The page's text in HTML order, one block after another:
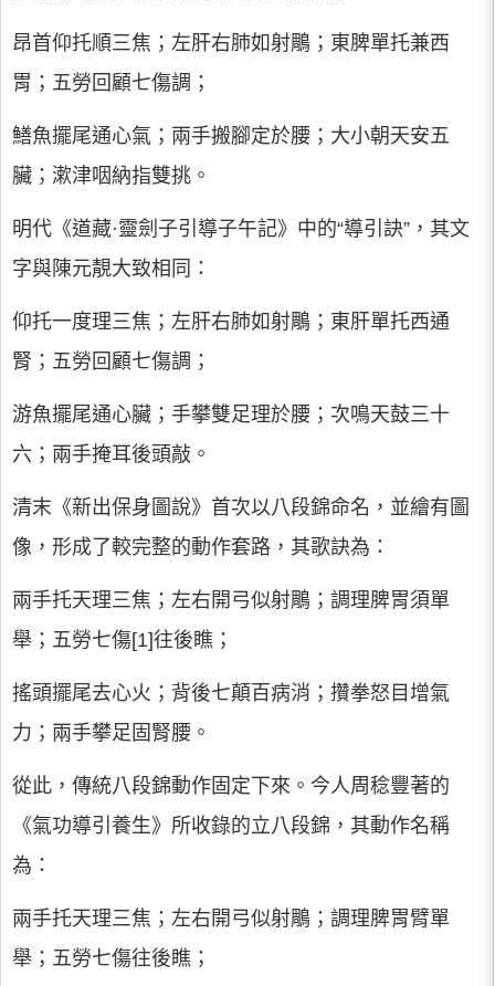
昂首仰托順三焦；左肝右肺如射鵰；東脾單托兼西
胃；五勞回顧七傷調；
鱔魚擺尾通心氣；兩手搬腳定於腰；大小朝天安五
臟；漱津咽納指雙挑。
明代《道藏·靈劍子引導子午記》中的“導引訣”，其文
字與陳元靚大致相同：
仰托一度理三焦；左肝右肺如射鵰；東肝單托西通
腎；五勞回顧七傷調；
游魚擺尾通心臟；手攀雙足理於腰；次鳴天鼓三十
六；兩手掩耳後頭敲。
清末《新出保身圖說》首次以八段錦命名，並繪有圖
像，形成了較完整的動作套路，其歌訣為：
兩手托天理三焦；左右開弓似射鵰；調理脾胃須單
舉；五勞七傷[1]往後瞧；
搖頭擺尾去心火；背後七顛百病消；攢拳怒目增氣
力；兩手攀足固腎腰。
從此，傳統八段錦動作固定下來。今人周稔豐著的
《氣功導引養生》所收錄的立八段錦，其動作名稱
為：
兩手托天理三焦；左右開弓似射鵰；調理脾胃臂單
舉；五勞七傷往後瞧；